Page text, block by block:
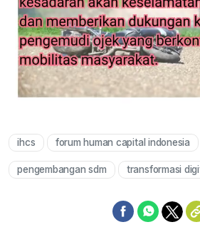
ihcs forum human capital indonesia
pengembangan sdm transformasi